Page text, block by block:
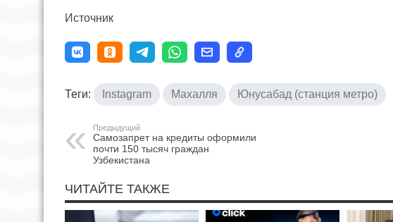
Источник
Теги: Instagram Махалля Юнусабад (станция метро)
Предыдущий
Самозапрет на кредиты оформили
почти 150 тысяч граждан
Узбекистана
ЧИТАЙТЕ ТАКЖЕ